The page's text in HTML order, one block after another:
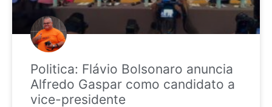
Politica: Flávio Bolsonaro anuncia
Alfredo Gaspar como candidato a
vice-presidente